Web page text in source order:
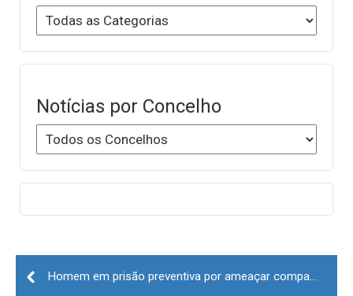
Notícias por Concelho
Post
navigation
Homem em prisão preventiva por ameaçar companheira em Celorico da Beira